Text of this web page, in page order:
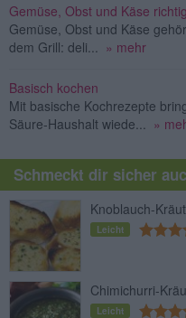
Gemüse, Obst und Käse
Gemüse, Obst und Käse
dem Grill: deli...
» mehr
Basisch kochen
Mit basische Kochrezepte
Säure-Haushalt wiede...
»
Schmeckt dir sicher
Knoblauch-
Leicht
Chimichurri-
Leicht